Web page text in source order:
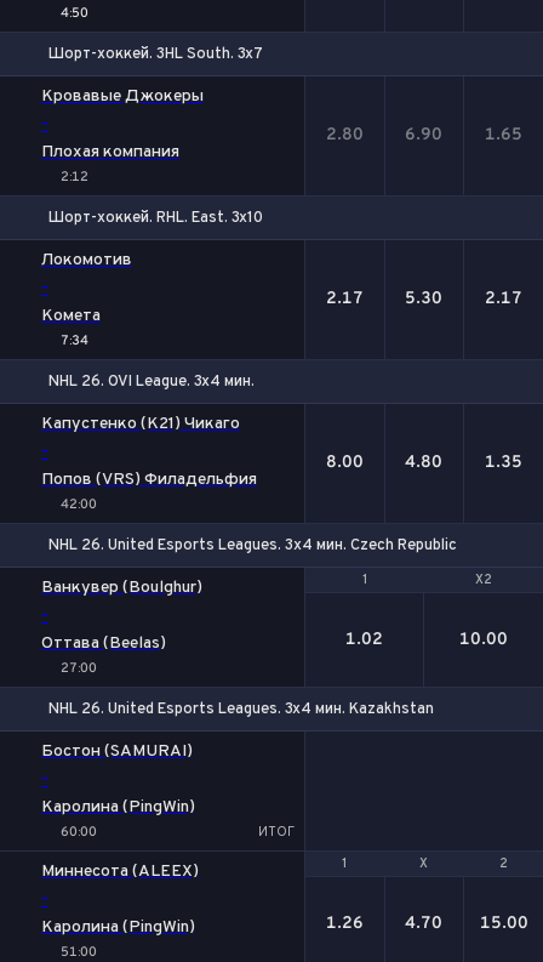
4:50
Шорт-хоккей. 3HL South. 3x7
Кровавые Джокеры
-
Плохая компания
2:12
2.80 6.90 1.65
Шорт-хоккей. RHL. East. 3x10
Локомотив
-
Комета
7:34
2.17 5.30 2.17
NHL 26. OVI League. 3x4 мин.
Капустенко (K21) Чикаго
-
Попов (VRS) Филадельфия
42:00
8.00 4.80 1.35
NHL 26. United Esports Leagues. 3х4 мин. Czech Republic
1 X2
Ванкувер (Boulghur)
-
Оттава (Beelas)
27:00
1 X2
1.02 10.00
NHL 26. United Esports Leagues. 3x4 мин. Kazakhstan
Бостон (SAMURAI)
-
Каролина (PingWin)
60:00
ИТОГ
1
Х 2
Миннесота (ALEEX)
-
Каролина (PingWin)
51:00
1 Х 2
1.26 4.70 15.00